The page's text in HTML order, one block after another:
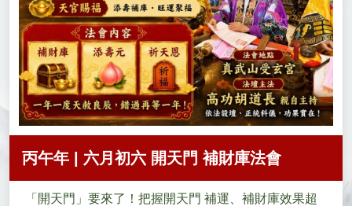
丙午年 | 六月初六 開天門 補財庫法會
「開天門」要來了！把握開天門 補運、補財庫效果超